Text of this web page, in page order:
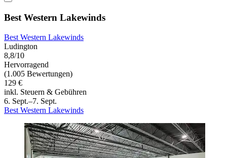
Best Western Lakewinds
Best Western Lakewinds
Ludington
8,8/10
Hervorragend
(1.005 Bewertungen)
129 €
inkl. Steuern & Gebühren
6. Sept.–7. Sept.
Best Western Lakewinds